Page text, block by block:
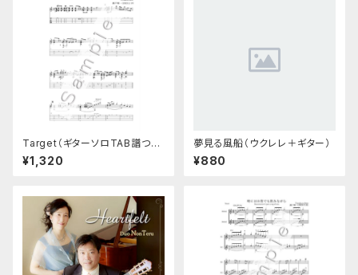
Target（ギターソロTAB譜つき
楽譜）
¥1,320
夢見る風船（ウクレレ＋ギター）
¥880